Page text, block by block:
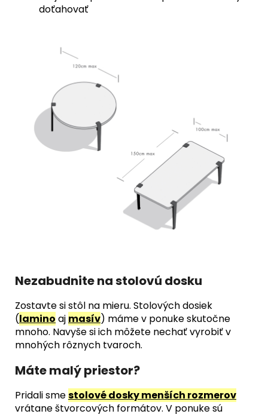
doťahovať
Nezabudnite na stolovú dosku
Zostavte si stôl na mieru. Stolových dosiek
(lamino aj masív) máme v ponuke skutočne
mnoho. Navyše si ich môžete nechať vyrobiť v
mnohých rôznych tvaroch.
Máte malý priestor?
Pridali smestolové dosky menších rozmerov
vrátane štvorcových formátov. V ponuke sú